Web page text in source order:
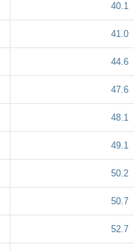
40.1
41.0
44.6
47.6
48.1
49.1
50.2
50.7
52.7